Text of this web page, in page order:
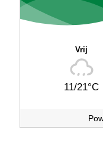
Vrij
11/21°C